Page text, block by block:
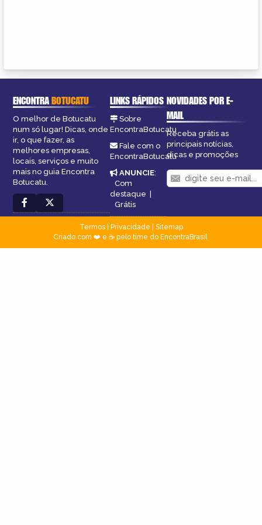
ENCONTRABOTUCATU
O melhor de Botucatu
num só lugar! Dicas, onde
ir, o que fazer, as
melhores empresas,
locais, serviços e muito
mais no guia Encontra
Botucatu.
LINKS RÁPIDOS
Sobre
EncontraBotucatu
Fale com o
EncontraBotucatu
ANUNCIE:
Com
destaque
Grátis
NOVIDADES POR E-
MAIL
Receba grátis as
principais notícias,
dicas e promoções
Termos| Privacidade
Sitemap
Criado com ❤️ e ☕ pelo time do EncontraBrasil